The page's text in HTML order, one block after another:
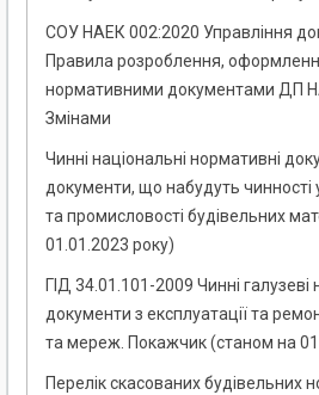
СОУ НАЕК 002:2020 Управління
Правила розроблення,
нормативними документами ДП
Змінами
Чинні національні нормативні
документи, що набудуть чинності
та промисловості будівельних
01.01.2023 року)
ГІД 34.01.101-2009 Чинні галузеві
документи з експлуатації та
та мереж. Покажчик (станом на
Перелік скасованих будівельних